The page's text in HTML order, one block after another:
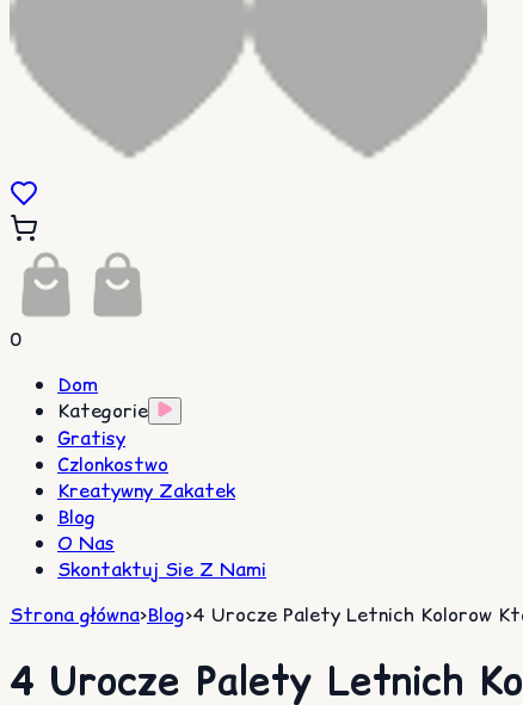
0
Dom
Kategorie
Gratisy
Czlonkostwo
Kreatywny Zakatek
Blog
O Nas
Skontaktuj Sie Z Nami
Strona główna>Blog>4 Urocze Palety Letnich Kolorow
4 Urocze Palety Letnich